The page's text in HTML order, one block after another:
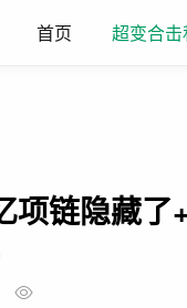
首页 超变合击
项链隐藏